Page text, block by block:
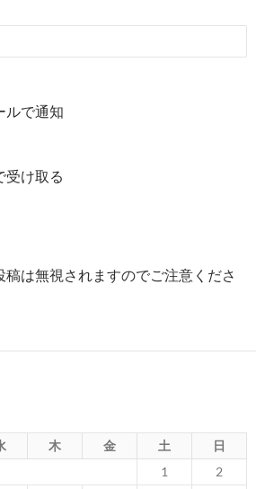
ルで通知
受け取る
稿は無視されますのでご注意くださ
木 金 土
日
1
2